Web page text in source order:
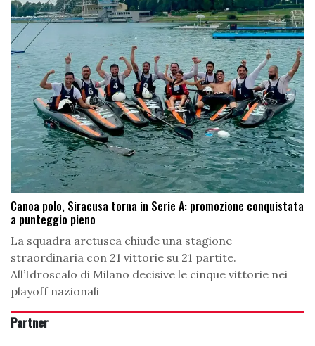
Canoa polo, Siracusa torna in Serie A: promozione conquistata
a punteggio pieno
La squadra aretusea chiude una stagione
straordinaria con 21 vittorie su 21 partite.
All’Idroscalo di Milano decisive le cinque vittorie nei
playoff nazionali
Partner